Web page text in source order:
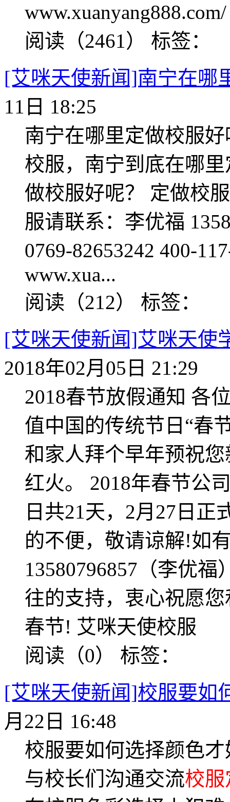
阅读（2461） 标签：
[艾咪天使新闻]南宁在哪
11日 18:25
南宁在哪里定做校服
校服，南宁到底在哪
做校服好呢？ 定做校
服请联系：李优福
0769-82653242 400-
www.xua...
阅读（212） 标签：
[艾咪天使新闻]艾咪天使
2018年02月05日 21:29
2018春节放假通知 各
值中国的传统节日“春
和家人拜个早年预祝
红火。 2018年春节公
日共21天，2月27日正
的不便，敬请谅解!如
13580796857（李优
往的支持，衷心祝愿
春节! 艾咪天使校服
阅读（0） 标签：
[艾咪天使新闻]校服要如
月22日 16:48
校服要如何选择颜色
与校长们沟通交流校